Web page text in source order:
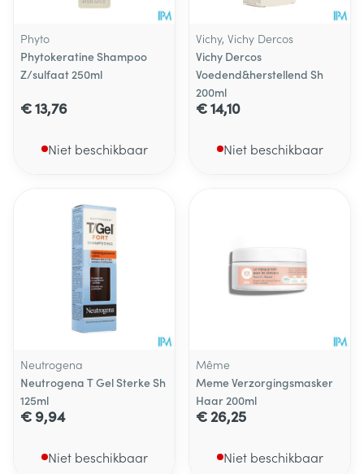
Phyto
Phytokeratine Shampoo
Z/sulfaat 250ml
€ 13,76
Niet beschikbaar
Vichy, Vichy Dercos
Vichy Dercos
Voedend&herstellend Sh
200ml
€ 14,10
Niet beschikbaar
Neutrogena
Neutrogena T Gel Sterke Sh
125ml
€ 9,94
Niet beschikbaar
Même
Meme Verzorgingsmasker
Haar 200ml
€ 26,25
Niet beschikbaar